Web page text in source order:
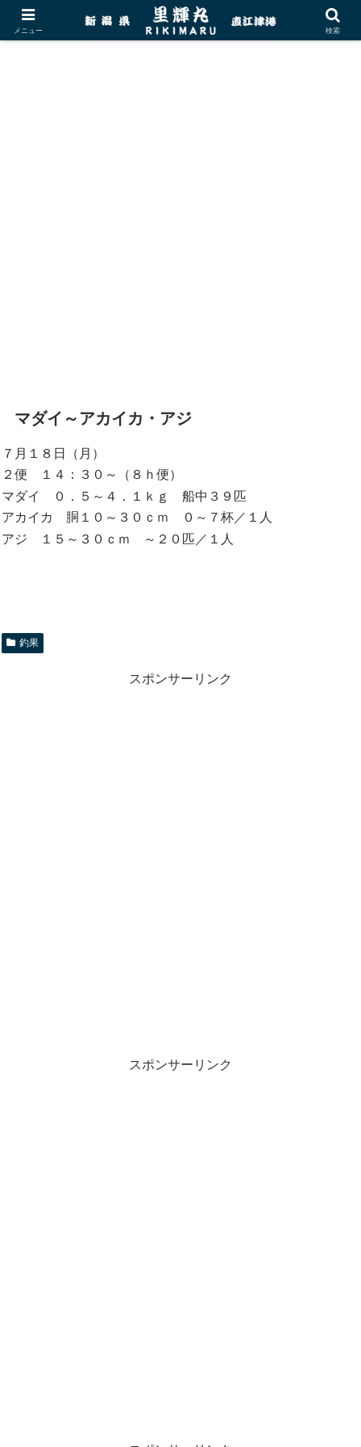
マダイ～アカイカ・アジ
７月１８日（月）
２便 １４：３０～（８ｈ便）
マダイ ０．５～４．１ｋｇ 船中３９匹
アカイカ 胴１０～３０ｃｍ ０～７杯／１人
アジ １５～３０ｃｍ ～２０匹／１人
釣果
スポンサーリンク
スポンサーリンク
メニュー 検索